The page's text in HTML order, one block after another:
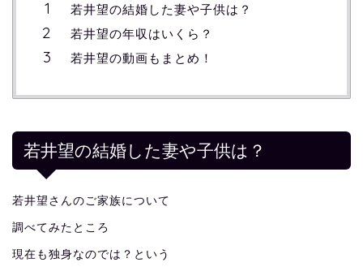
若井望の結婚した妻や子供は？
若井望の年収はいくら？
若井望の動画もまとめ！
若井望の結婚した妻や子供は？
若井望さんのご家族について
調べてみたところ
現在も独身なのでは？という